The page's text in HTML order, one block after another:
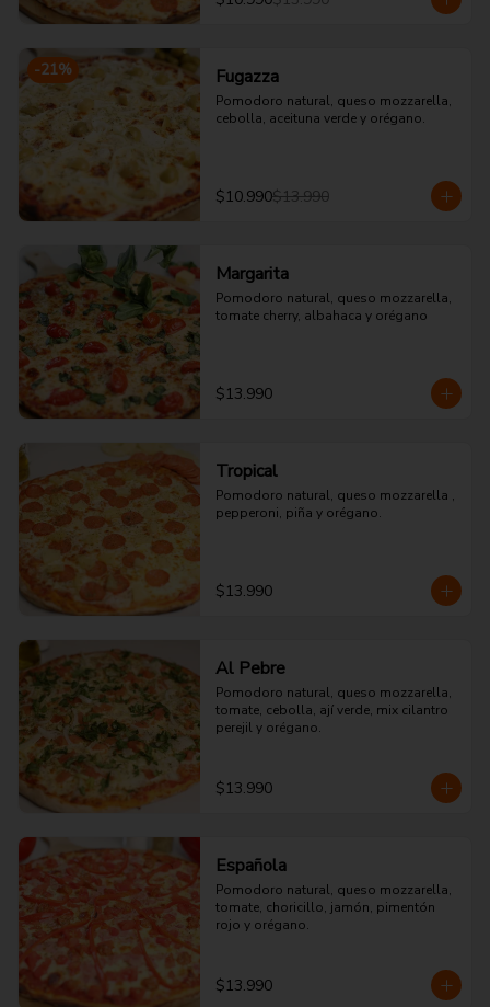
-21% Fugazza
Pomodoro natural, queso mozzarella,
cebolla, aceituna verde y orégano.
$10.990$13.990
Margarita
Pomodoro natural, queso mozzarella,
tomate cherry, albahaca y orégano
$13.990
Tropical
Pomodoro natural, queso mozzarella ,
pepperoni, piña y orégano.
$13.990
Al Pebre
Pomodoro natural, queso mozzarella,
tomate, cebolla, ají verde, mix cilantro
perejil y orégano.
$13.990
Española
Pomodoro natural, queso mozzarella,
tomate, choricillo, jamón, pimentón
rojo y orégano.
$13.990